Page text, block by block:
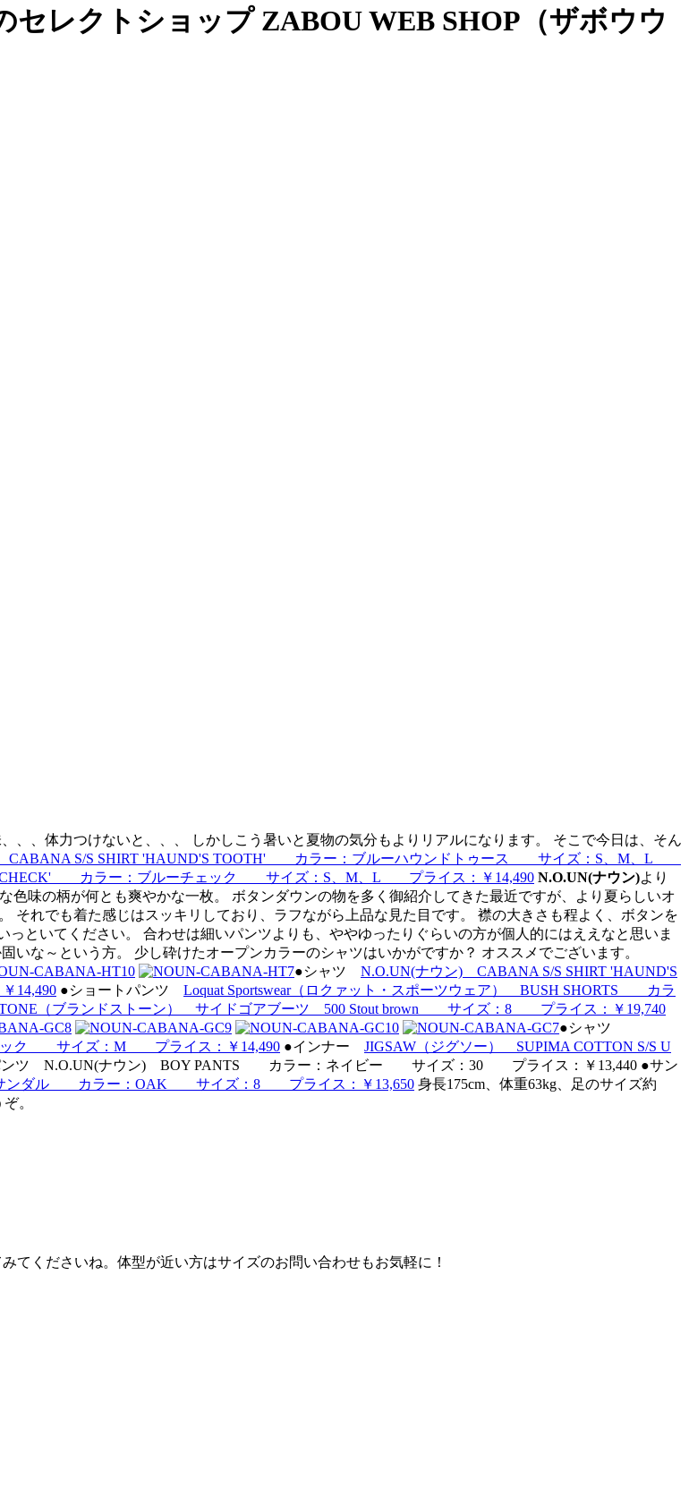
セレクトショップ ZABOU WEB SHOP（ザボウウ
、、体力つけないと、、、 しかしこう暑いと夏物の気分もよりリアルになります。 そこで今日は、そん
CABANA S/S SHIRT 'HAUND'S TOOTH' カラー：ブルーハウンドトゥース サイズ：S、M、L
CHECK' カラー：ブルーチェック サイズ：S、M、L プライス：￥14,490 N.O.UN(ナウン)より
味の柄が何とも爽やかな一枚。 ボタンダウンの物を多く御紹介してきた最近ですが、より夏らしいオ
それでも着た感じはスッキリしており、ラフながら上品な見た目です。 襟の大きさも程よく、ボタンを
といてください。 合わせは細いパンツよりも、ややゆったりぐらいの方が個人的にはええなと思いま
な～という方。 少し砕けたオープンカラーのシャツはいかがですか？ オススメでございます。
●シャツ N.O.UN(ナウン) CABANA S/S SHIRT 'HAUND'S
14,490 ●ショートパンツ Loquat Sportswear（ロクァット・スポーツウェア） BUSH SHORTS カラ
（ブランドストーン） サイドゴアブーツ 500 Stout brown サイズ：8 プライス：￥19,740
●シャツ
ック サイズ：M プライス：￥14,490 ●インナー JIGSAW（ジグソー） SUPIMA COTTON S/S U
ンツ N.O.UN(ナウン) BOY PANTS カラー：ネイビー サイズ：30 プライス：￥13,440 ●サン
サンダル カラー：OAK サイズ：8 プライス：￥13,650 身長175cm、体重63kg、足のサイズ約
。
てくださいね。体型が近い方はサイズのお問い合わせもお気軽に！